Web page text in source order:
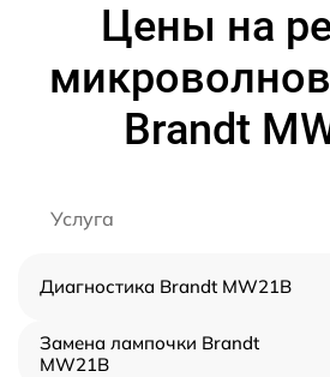
Цены на
Brandt
Услуга
Диагностика Brandt MW21B
Замена лампочки Brandt
MW21B